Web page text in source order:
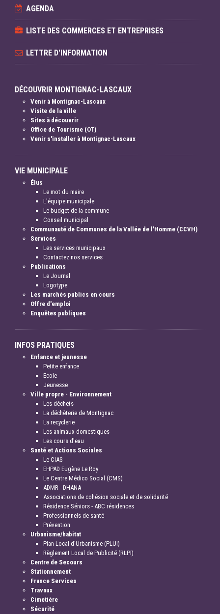
AGENDA
LISTE DES COMMERCES ET ENTREPRISES
LETTRE D'INFORMATION
DÉCOUVRIR MONTIGNAC-LASCAUX
Venir à Montignac-Lascaux
Visite de la ville
Sites à découvrir
Office de Tourisme (OT)
Venir s'installer à Montignac-Lascaux
VIE MUNICIPALE
Élus
Le mot du maire
L'équipe municipale
Le budget de la commune
Conseil municipal
Communauté de Communes de la Vallée de l'Homme (CCVH)
Services
Les services municipaux
Contactez nos services
Publications
Le Journal
Logotype
Les marchés publics en cours
Offre d'emploi
Enquêtes publiques
INFOS PRATIQUES
Enfance et jeunesse
Petite enfance
Ecole
Jeunesse
Ville propre - Environnement
Les déchets
La déchèterie de Montignac
La recyclerie
Les animaux domestiques
Les cours d'eau
Santé et Actions Sociales
Le CIAS
EHPAD Eugène Le Roy
Le Centre Médico Social (CMS)
ADMR - DHANA
Associations de cohésion sociale et de solidarité
Résidence Séniors - ABC résidences
Professionnels de santé
Prévention
Urbanisme/habitat
Plan Local d'Urbanisme (PLUI)
Règlement Local de Publicité (RLPI)
Centre de Secours
Stationnement
France Services
Travaux
Cimetière
Sécurité